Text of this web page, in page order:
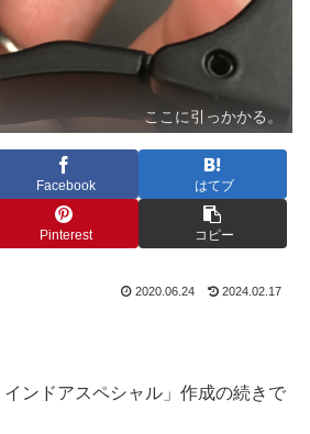
ここに引っかかる。
Facebook はてブ
Pinterest コピー
2020.06.24 2024.02.17
ンドアスペシャル」作成の続きで